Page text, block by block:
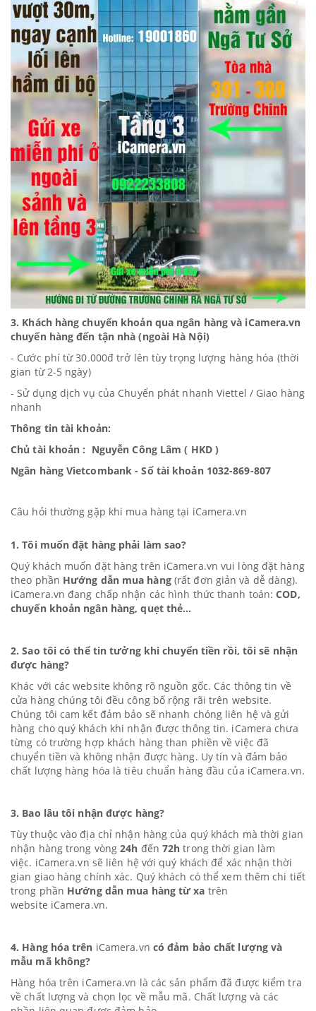
3. Khách hàng chuyển khoản qua ngân hàng và iCamera.vn
chuyển hàng đến tận nhà(ngoài Hà Nội)
- Cước phí từ 30.000đ trở lên tùy trọng lượng hàng hóa (thời
gian từ 2-5 ngày)
- Sử dụng dịch vụ của Chuyển phát nhanh Viettel / Giao hàng
nhanh
Thông tin tài khoản:
Chủ tài khoản : Nguyễn Công Lâm ( HKD )
Ngân hàng Vietcombank - Số tài khoản 1032-869-807
Câu hỏi thường gặp khi mua hàng tại iCamera.vn
1. Tôi muốn đặt hàng phải làm sao?
Quý khách muốn đặt hàng trên iCamera.vn vui lòng đặt hàng
theo phần Hướng dẫn mua hàng(rất đơn giản và dễ dàng).
iCamera.vn đang chấp nhận các hình thức thanh toán:COD,
chuyển khoản ngân hàng, quẹt thẻ...
2. Sao tôi có thể tin tưởng khi chuyển tiền rồi, tôi sẽ nhận
được hàng?
Khác với các website không rõ nguồn gốc. Các thông tin về
cửa hàng chúng tôi đều công bố rộng rãi trên website.
Chúng tôi cam kết đảm bảo sẽ nhanh chóng liên hệ và gửi
hàng cho quý khách khi nhận được thông tin. iCamera chưa
từng có trường hợp khách hàng than phiền về việc đã
chuyển tiền và không nhận được hàng. Uy tín và đảm bảo
chất lượng hàng hóa là tiêu chuẩn hàng đầu của iCamera.vn.
3. Bao lâu tôi nhận được hàng?
Tùy thuộc vào địa chỉ nhận hàng của quý khách mà thời gian
nhận hàng trong vòng24h đến 72h trong thời gian làm
việc. iCamera.vn sẽ liên hệ với quý khách để xác nhận thời
gian giao hàng chính xác. Quý khách có thể xem thêm chi tiết
trong phần Hướng dẫn mua hàng từ xa trên
website iCamera.vn.
4. Hàng hóa trên iCamera.vn có đảm bảo chất lượng và
mẫu mã không?
Hàng hóa trên iCamera.vn là các sản phẩm đã được kiểm tra
về chất lượng và chọn lọc về mẫu mã. Chất lượng và các